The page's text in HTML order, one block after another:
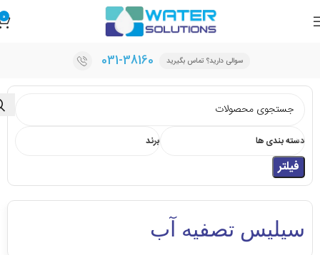
0
سوالی دارید؟ تماس بگیرید 031-38160
دسته بندی ها برند
فیلتر
سیلیس تصفیه آب